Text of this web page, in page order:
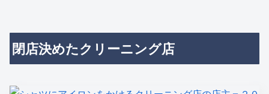
閉店決めたクリーニング店